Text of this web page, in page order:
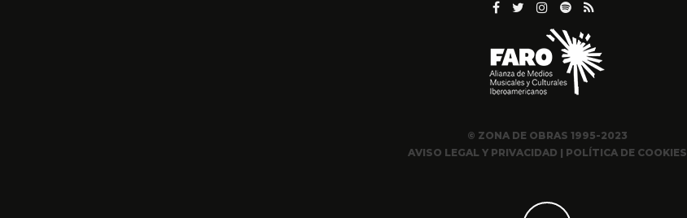
© ZONA DE OBRAS 1995-2023
AVISO LEGAL Y PRIVACIDAD | POLÍTICA DE COOKIES